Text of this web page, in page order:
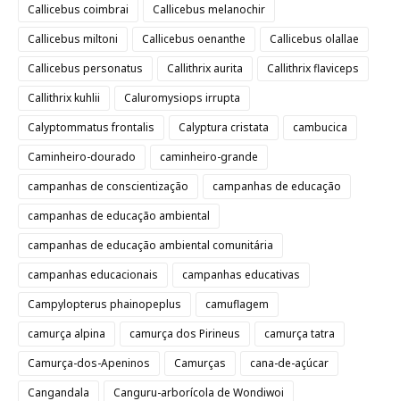
Callicebus coimbrai
Callicebus melanochir
Callicebus miltoni
Callicebus oenanthe
Callicebus olallae
Callicebus personatus
Callithrix aurita
Callithrix flaviceps
Callithrix kuhlii
Caluromysiops irrupta
Calyptommatus frontalis
Calyptura cristata
cambucica
Caminheiro-dourado
caminheiro-grande
campanhas de conscientização
campanhas de educação
campanhas de educação ambiental
campanhas de educação ambiental comunitária
campanhas educacionais
campanhas educativas
Campylopterus phainopeplus
camuflagem
camurça alpina
camurça dos Pirineus
camurça tatra
Camurça-dos-Apeninos
Camurças
cana-de-açúcar
Cangandala
Canguru-arborícola de Wondiwoi